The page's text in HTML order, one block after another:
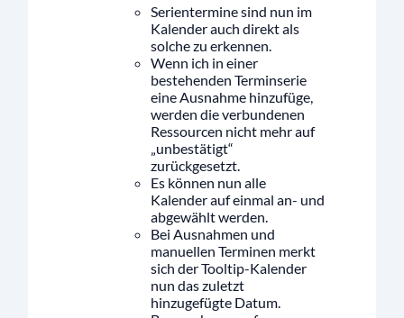
Serientermine sind nun im
Kalender auch direkt als
solche zu erkennen.
Wenn ich in einer
bestehenden Terminserie
eine Ausnahme hinzufüge,
werden die verbundenen
Ressourcen nicht mehr auf
„unbestätigt“
zurückgesetzt.
Es können nun alle
Kalender auf einmal an- und
abgewählt werden.
Bei Ausnahmen und
manuellen Terminen merkt
sich der Tooltip-Kalender
nun das zuletzt
hinzugefügte Datum.